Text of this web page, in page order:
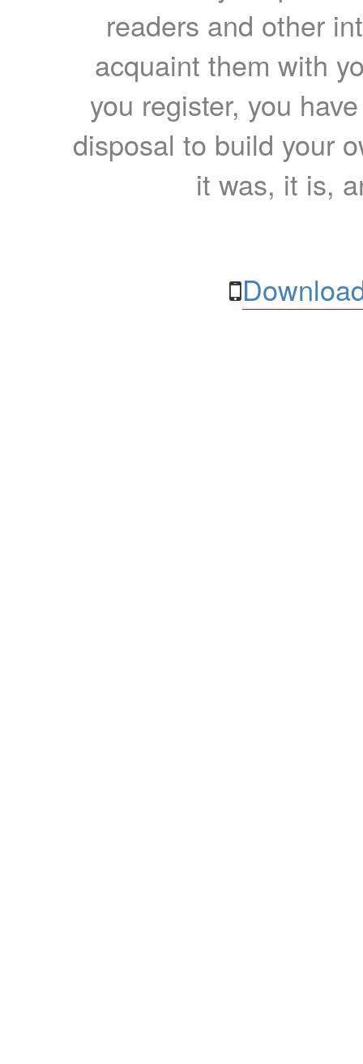
readers and other
acquaint them with
you register, you
disposal to build your
it was, it is,